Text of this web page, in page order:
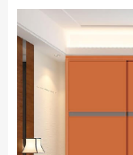
企业视频
屋订制
产品定制
空间定制